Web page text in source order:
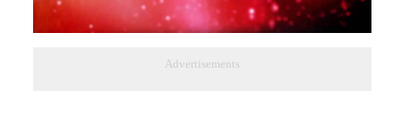
Advertisements